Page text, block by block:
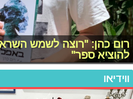
רום כהן: "רוצה לשמש
להוציא ספר"
ווידיאו